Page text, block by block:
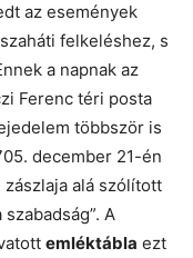
az események
felkeléshez, s
a napnak az
Ferenc téri posta
többször is
december 21-én
alá szólított
A
emléktábla ezt